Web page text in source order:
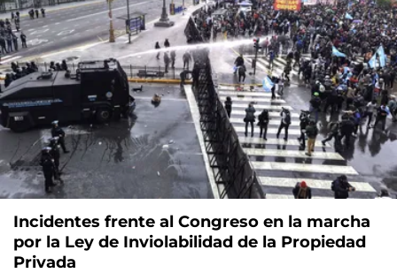
Incidentes frente al Congreso en la marcha
por la Ley de Inviolabilidad de la Propiedad
Privada